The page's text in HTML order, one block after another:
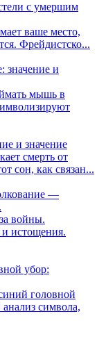
с умершим
ваше место,
Фрейдистско...
значение и
мышь в
и значение
смерть от
сон, как связан...
—
войны.
истощения.
убор:
головной
символа,